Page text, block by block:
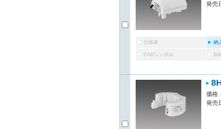
発売
仕様表 納
CADシンボル
価格
発売